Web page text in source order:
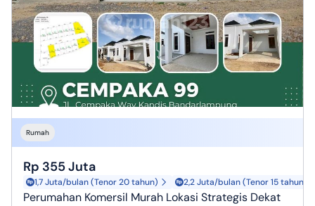
Rumah
Rp 355 Juta
1,7 Juta/bulan (Tenor 20 tahun) 2,2 Juta/bulan (Tenor 15 tahun)
Perumahan Komersil Murah Lokasi Strategis Dekat